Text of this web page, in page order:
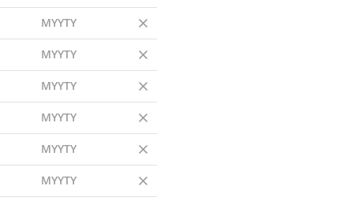
MYYTY
MYYTY
MYYTY
MYYTY
MYYTY
MYYTY